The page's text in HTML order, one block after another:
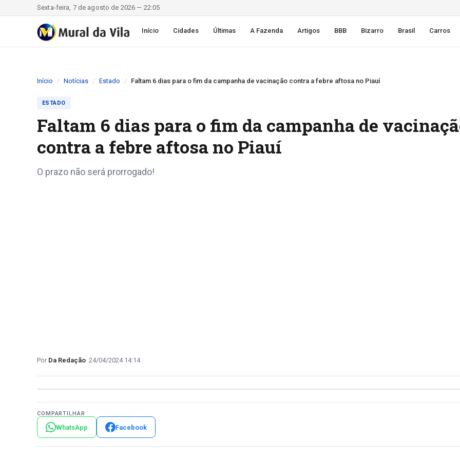
Sexta-feira, 7 de agosto de 2026 — 22:05
Início Cidades Últimas A Fazenda Artigos BBB Bizarro Brasil Carros
Início Notícias Estado Faltam 6 dias para o fim da campanha de vacinação contra a febre aftosa no Piauí
ESTADO
Faltam 6 dias para o fim da campanha de
contra a febre aftosa no Piauí
O prazo não será prorrogado!
Da Redação 24/04/2024 14:14
COMPARTILHAR
WhatsApp Facebook